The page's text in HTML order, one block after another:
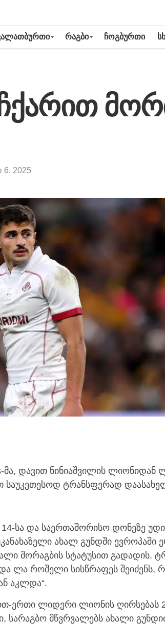
ᲠᲐᲒᲑᲘ ᲩᲝᲒᲑᲣᲠᲗᲘ
6, 2025
მა, დავით ნინიაშვილის ლიონიდან
ტრანსფერად
14-სა და საერთაშორისო დონეზე
ახალ გუნდში ევროპაში
მორაგბის სტატუსით გადადის.
ლა როშელი სისწრაფეს შეიძენს,
აკლდა“.
ერთი ლიდერი ლიონის ღირსებას
სარაგბო მწვრვალებს ახალი